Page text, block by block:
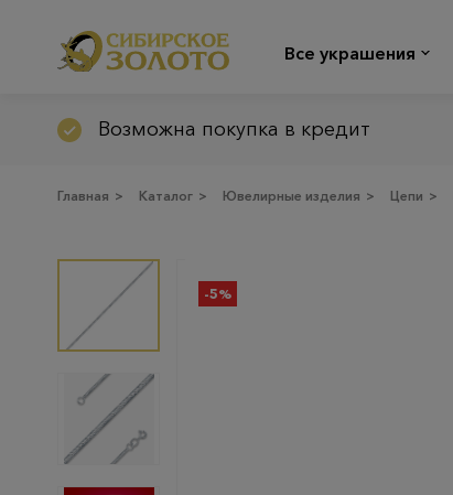
Все украшения
Возможна покупка в кредит
Главная > Каталог > Ювелирные изделия > Цепи >
-5%